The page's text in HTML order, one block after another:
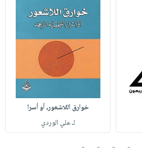
خوارق اللاشعور، أو أسرا
لـ علي الوردي